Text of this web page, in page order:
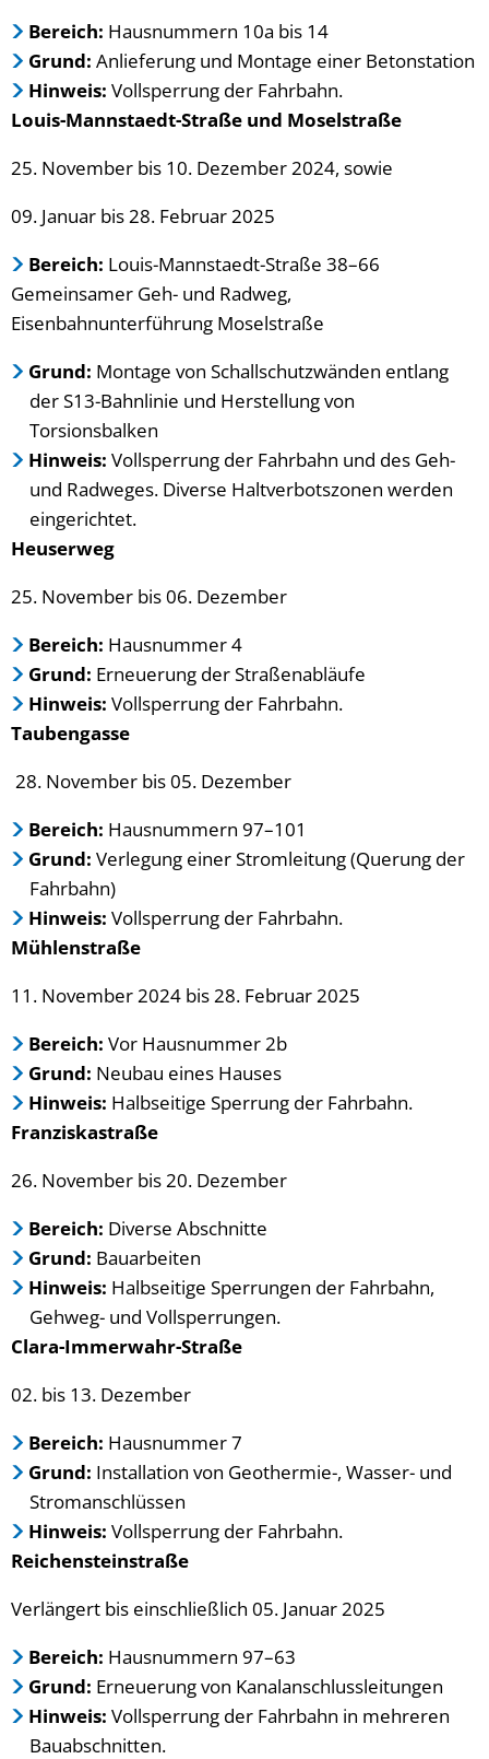
Bereich: Hausnummern 10a bis 14
Grund: Anlieferung und Montage einer Betonstation
Hinweis: Vollsperrung der Fahrbahn.
Louis-Mannstaedt-Straße und Moselstraße
25. November bis 10. Dezember 2024, sowie
09. Januar bis 28. Februar 2025
Bereich: Louis-Mannstaedt-Straße 38–66
Gemeinsamer Geh- und Radweg,
Eisenbahnunterführung Moselstraße
Grund: Montage von Schallschutzwänden entlang
der S13-Bahnlinie und Herstellung von
Torsionsbalken
Hinweis: Vollsperrung der Fahrbahn und des Geh-
und Radweges. Diverse Haltverbotszonen werden
eingerichtet.
Heuserweg
25. November bis 06. Dezember
Bereich: Hausnummer 4
Grund: Erneuerung der Straßenabläufe
Hinweis: Vollsperrung der Fahrbahn.
Taubengasse
28. November bis 05. Dezember
Bereich: Hausnummern 97–101
Grund: Verlegung einer Stromleitung (Querung der
Fahrbahn)
Hinweis: Vollsperrung der Fahrbahn.
Mühlenstraße
11. November 2024 bis 28. Februar 2025
Bereich: Vor Hausnummer 2b
Grund: Neubau eines Hauses
Hinweis: Halbseitige Sperrung der Fahrbahn.
Franziskastraße
26. November bis 20. Dezember
Bereich: Diverse Abschnitte
Grund: Bauarbeiten
Hinweis: Halbseitige Sperrungen der Fahrbahn,
Gehweg- und Vollsperrungen.
Clara-Immerwahr-Straße
02. bis 13. Dezember
Bereich: Hausnummer 7
Grund: Installation von Geothermie-, Wasser- und
Stromanschlüssen
Hinweis: Vollsperrung der Fahrbahn.
Reichensteinstraße
Verlängert bis einschließlich 05. Januar 2025
Bereich: Hausnummern 97–63
Grund: Erneuerung von Kanalanschlussleitungen
Hinweis: Vollsperrung der Fahrbahn in mehreren
Bauabschnitten.